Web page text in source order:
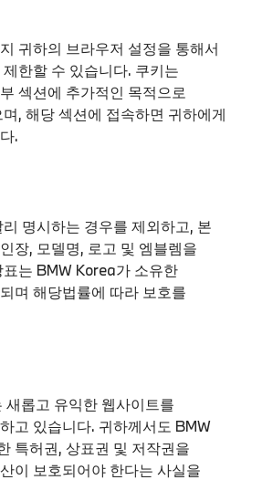
귀하의 브라우저 설정을 통해서
한할 수 있습니다. 쿠키는
섹션에 추가적인 목적으로
, 해당 섹션에 접속하면 귀하에게
.
명시하는 경우를 제외하고, 본
장, 모델명, 로고 및 엠블렘을
는 BMW Korea가 소유한
며 해당법률에 따라 보호를
새롭고 유익한 웹사이트를
고 있습니다. 귀하께서도 BMW
특허권, 상표권 및 저작권을
이 보호되어야 한다는 사실을